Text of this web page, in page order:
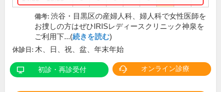
備考: 渋谷・目黒区の産婦人科、婦人科で女性医師を
お捜しの方はぜひIRISレディースクリニック神泉を
ご利用下...(続きを読む)
休診日: 木、日、祝、盆、年末年始
初診・再診受付 オンライン診療